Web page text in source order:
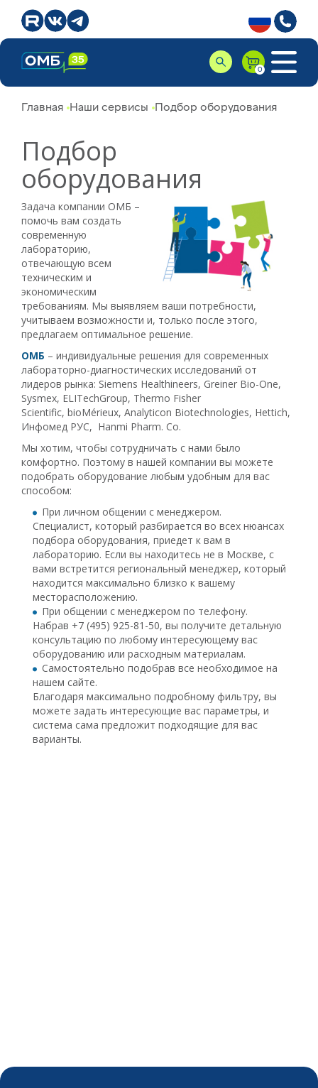
Главная Наши сервисы Подбор оборудования
Подбор
оборудования
Задача компании ОМБ –
помочь вам создать
современную
лабораторию,
отвечающую всем
техническим и
экономическим
требованиям. Мы выявляем ваши потребности,
учитываем возможности и, только после этого,
предлагаем оптимальное решение.
ОМБ – индивидуальные решения для современных
лабораторно-диагностических исследований от
лидеров рынка: Siemens Healthineers, Greiner Bio-One,
Sysmex, ELITechGroup, Thermo Fisher
Scientific, bioMérieux, Analyticon Biotechnologies, Hettich,
Инфомед РУС, Hanmi Pharm. Co.
Мы хотим, чтобы сотрудничать с нами было
комфортно. Поэтому в нашей компании вы можете
подобрать оборудование любым удобным для вас
способом:
При личном общении с менеджером.
Специалист, который разбирается во всех нюансах
подбора оборудования, приедет к вам в
лабораторию. Если вы находитесь не в Москве, с
вами встретится региональный менеджер, который
находится максимально близко к вашему
месторасположению.
При общении с менеджером по телефону.
Набрав +7 (495) 925-81-50, вы получите детальную
консультацию по любому интересующему вас
оборудованию или расходным материалам.
Самостоятельно подобрав все необходимое на
нашем сайте.
Благодаря максимально подробному фильтру, вы
можете задать интересующие вас параметры, и
система сама предложит подходящие для вас
варианты.